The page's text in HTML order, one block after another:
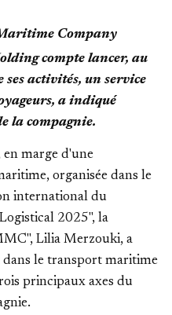
Company
compte lancer, au
activités, un service
a indiqué
la compagnie.
en marge d'une
organisée dans le
international du
2025", la
Lilia Merzouki, a
dans le transport maritime
principaux axes du